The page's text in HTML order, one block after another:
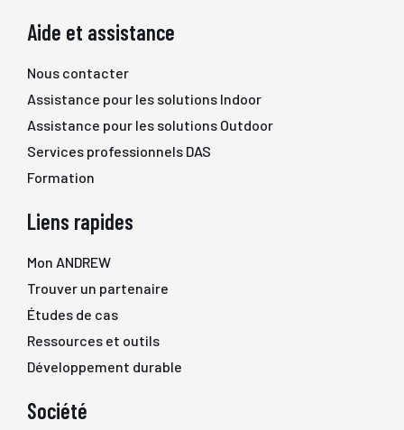
Aide et assistance
Nous contacter
Assistance pour les solutions Indoor
Assistance pour les solutions Outdoor
Services professionnels DAS
Formation
Liens rapides
Mon ANDREW
Trouver un partenaire
Études de cas
Ressources et outils
Développement durable
Société